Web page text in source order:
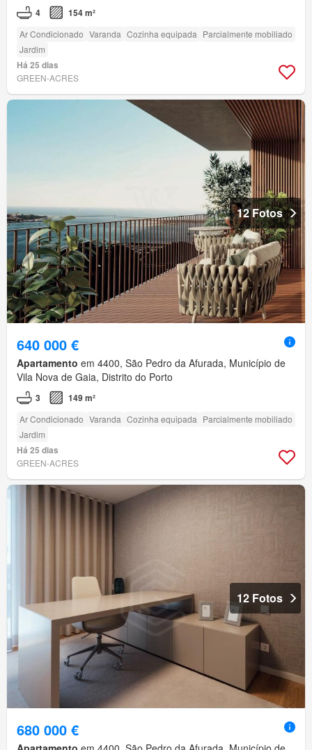
4 154 m²
Ar Condicionado Varanda Cozinha equipada Parcialmente mobiliado
Jardim
Há 25 dias
GREEN-ACRES
12 Fotos
640 000 €
Apartamento em 4400, São Pedro da Afurada, Município de
Vila Nova de Gaia, Distrito do Porto
3 149 m²
Ar Condicionado Varanda Cozinha equipada Parcialmente mobiliado
Jardim
Há 25 dias
GREEN-ACRES
12 Fotos
680 000 €